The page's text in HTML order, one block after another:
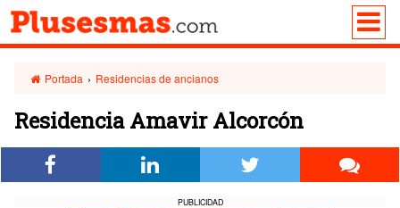
Portada › Residencias de ancianos
Residencia Amavir Alcorcón
PUBLICIDAD